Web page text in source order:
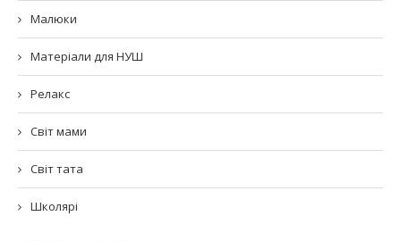
Малюки
Матеріали для НУШ
Релакс
Світ мами
Світ тата
Школярі